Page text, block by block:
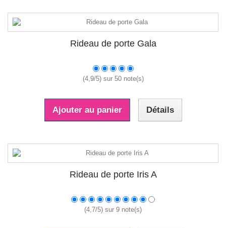
Rideau de porte Gala
(4,9/5) sur 50note(s)
Ajouter au panier Détails
Rideau de porte Iris A
(4,7/5) sur 9 note(s)